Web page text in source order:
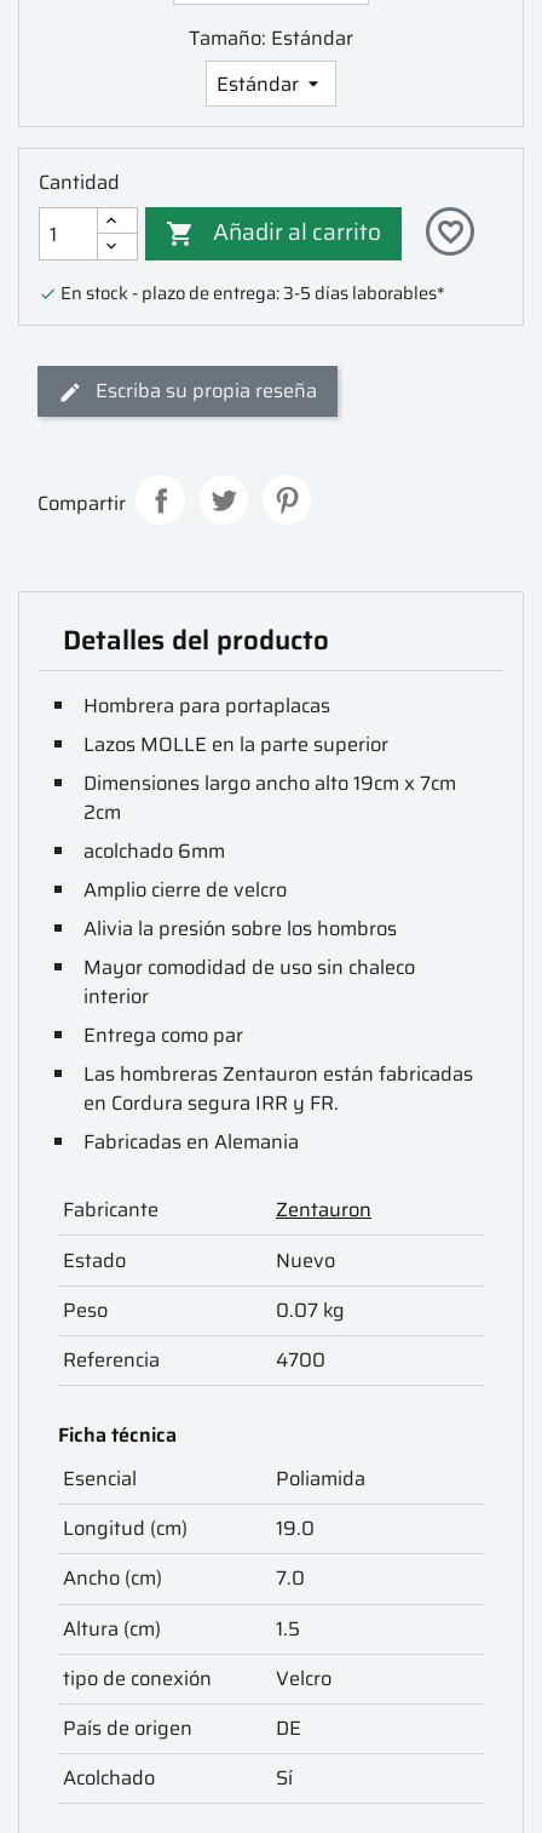
Tamaño: Estándar
Cantidad
 Añadir al carrito favorite_border
 En stock - plazo de entrega: 3-5 días laborables*
Escriba su propia reseña
Compartir
Detalles del producto
Hombrera para portaplacas
Lazos MOLLE en la parte superior
Dimensiones largo ancho alto 19cm x 7cm
2cm
acolchado 6mm
Amplio cierre de velcro
Alivia la presión sobre los hombros
Mayor comodidad de uso sin chaleco
interior
Entrega como par
Las hombreras Zentauron están fabricadas
en Cordura segura IRR y FR.
Fabricadas en Alemania
Fabricante
Zentauron
Estado
Nuevo
Peso
0.07 kg
Referencia
4700
Ficha técnica
Esencial
Poliamida
Longitud (cm)
19.0
Ancho (cm)
7.0
Altura (cm)
1.5
tipo de conexión
Velcro
País de origen
DE
Acolchado
Sí